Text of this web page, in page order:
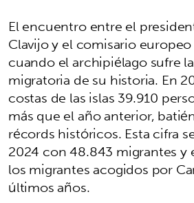
El encuentro entre el
Clavijo y el comisario
cuando el archipiélago sufre
migratoria de su historia. En
costas de las islas 39.910
más que el año anterior,
récords históricos. Esta cifra
2024 con 48.843 migrantes y
los migrantes acogidos por
últimos años.